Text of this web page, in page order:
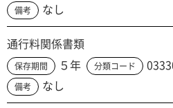
備考 なし
通行料関係書類
保存期間 ５年 分類コード
備考 なし